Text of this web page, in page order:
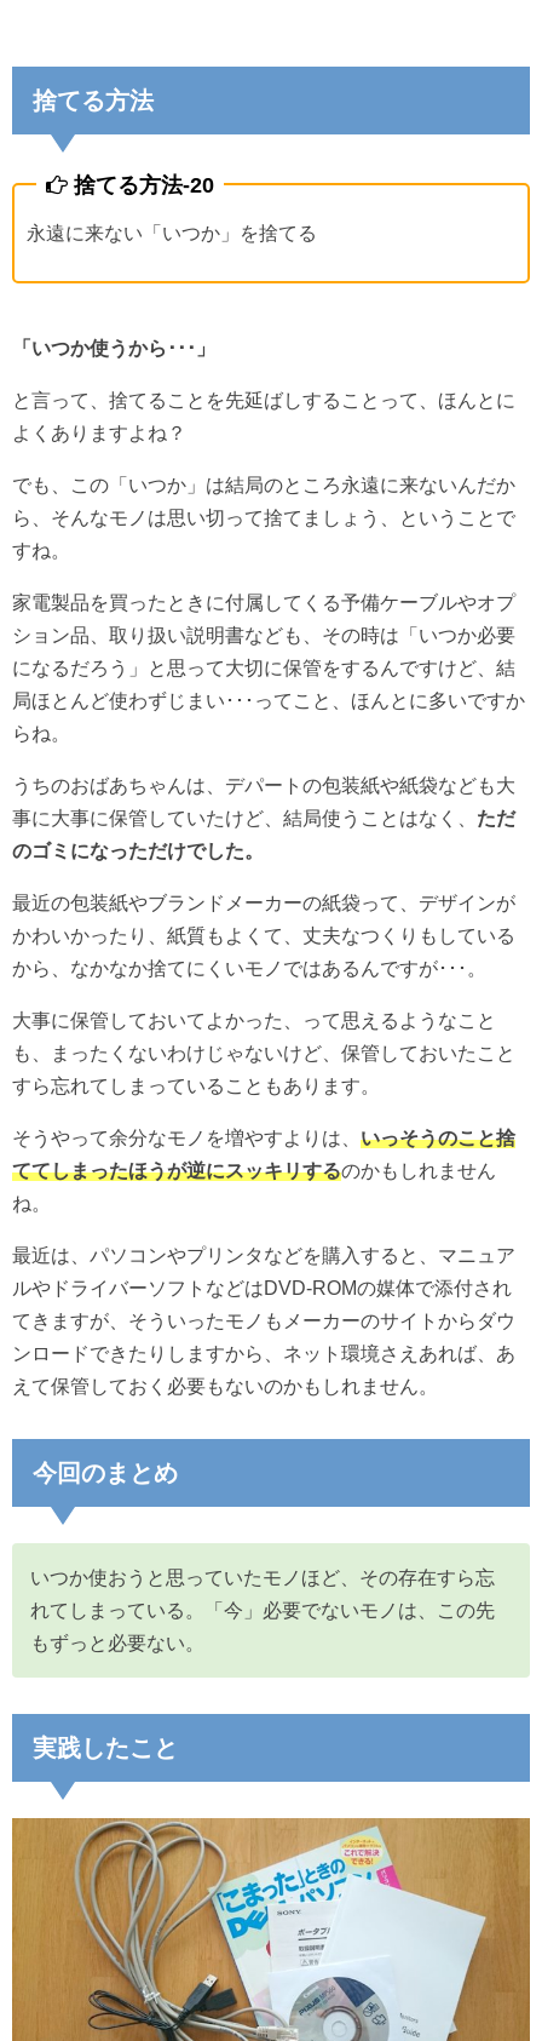
捨てる方法
捨てる方法-20
永遠に来ない「いつか」を捨てる
「いつか使うから･･･」
と言って、捨てることを先延ばしすることって、ほんとに
よくありますよね？
でも、この「いつか」は結局のところ永遠に来ないんだか
ら、そんなモノは思い切って捨てましょう、ということで
すね。
家電製品を買ったときに付属してくる予備ケーブルやオプ
ション品、取り扱い説明書なども、その時は「いつか必要
になるだろう」と思って大切に保管をするんですけど、結
局ほとんど使わずじまい･･･ってこと、ほんとに多いですか
らね。
うちのおばあちゃんは、デパートの包装紙や紙袋なども大
事に大事に保管していたけど、結局使うことはなく、 ただ
のゴミになっただけでした。
最近の包装紙やブランドメーカーの紙袋って、デザインが
かわいかったり、紙質もよくて、丈夫なつくりもしている
から、なかなか捨てにくいモノではあるんですが･･･。
大事に保管しておいてよかった、って思えるようなこと
も、まったくないわけじゃないけど、保管しておいたこと
すら忘れてしまっていることもあります。
そうやって余分なモノを増やすよりは、 いっそうのこと捨
ててしまったほうが逆にスッキリするのかもしれません
ね。
最近は、パソコンやプリンタなどを購入すると、マニュア
ルやドライバーソフトなどはDVD-ROMの媒体で添付され
てきますが、そういったモノもメーカーのサイトからダウ
ンロードできたりしますから、ネット環境さえあれば、あ
えて保管しておく必要もないのかもしれません。
今回のまとめ
いつか使おうと思っていたモノほど、その存在すら忘
れてしまっている。「今」必要でないモノは、この先
もずっと必要ない。
実践したこと